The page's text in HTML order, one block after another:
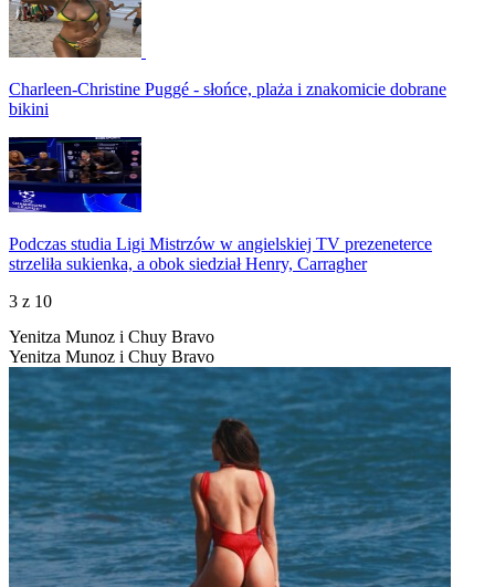
Charleen-Christine Puggé - słońce, plaża i znakomicie dobrane
bikini
Podczas studia Ligi Mistrzów w angielskiej TV prezeneterce
strzeliła sukienka, a obok siedział Henry, Carragher
3 z 10
Yenitza Munoz i Chuy Bravo
Yenitza Munoz i Chuy Bravo